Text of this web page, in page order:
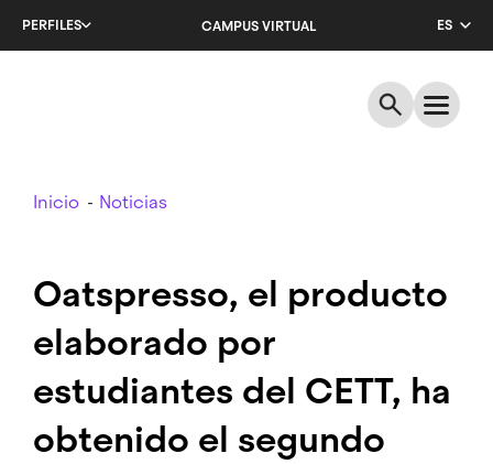
PERFILES CAMPUS VIRTUAL
ES
EN
Breadcrumb
Inicio Noticias
Oatspresso, el producto
elaborado por
estudiantes del CETT, ha
obtenido el segundo